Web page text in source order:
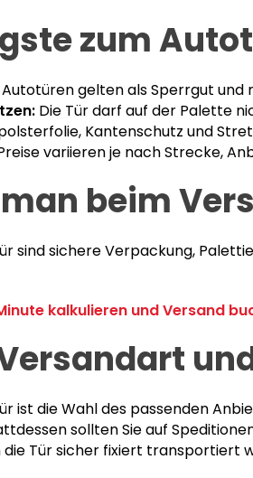
zum
Autotüren gelten als Sperrgut und
Die Tür darf auf der Palette
Kantenschutz und
variieren je nach Strecke,
beim
sind sichere Verpackung,
kalkulieren und Versand
ist die Wahl des passenden
sollten Sie auf
die Tür sicher fixiert transportiert